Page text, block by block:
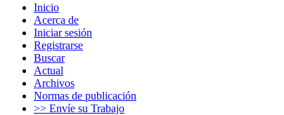
Inicio
Acerca de
Iniciar sesión
Registrarse
Buscar
Actual
Archivos
Normas de publicación
>> Envíe su Trabajo